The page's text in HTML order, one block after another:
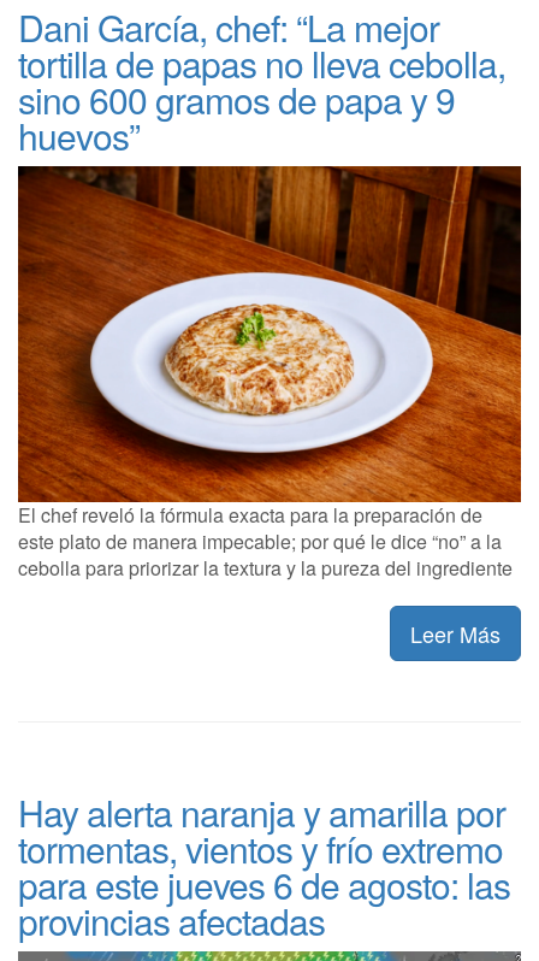
Dani García, chef: “La mejor
tortilla de papas no lleva cebolla,
sino 600 gramos de papa y 9
huevos”
El chef reveló la fórmula exacta para la preparación de
este plato de manera impecable; por qué le dice “no” a la
cebolla para priorizar la textura y la pureza del ingrediente
Leer Más
Hay alerta naranja y amarilla por
tormentas, vientos y frío extremo
para este jueves 6 de agosto: las
provincias afectadas